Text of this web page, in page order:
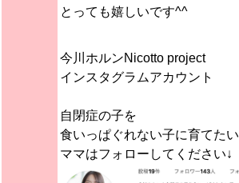
とっても嬉しいです^^
今川ホルンNicotto project
インスタグラムアカウント
自閉症の子を
食いっぱぐれない子に育てたい
ママはフォローしてください↓